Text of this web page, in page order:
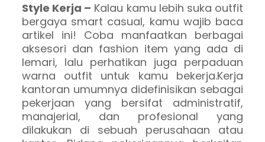
Style Kerja – Kalau kamu lebih suka outfit
bergaya smart casual, kamu wajib baca
artikel ini! Coba manfaatkan berbagai
aksesori dan fashion item yang ada di
lemari, lalu perhatikan juga perpaduan
warna outfit untuk kamu bekerja.Kerja
kantoran umumnya didefinisikan sebagai
pekerjaan yang bersifat administratif,
manajerial, dan profesional yang
dilakukan di sebuah perusahaan atau